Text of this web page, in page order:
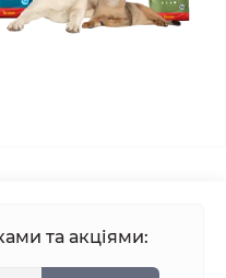
та акціями: